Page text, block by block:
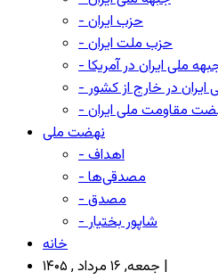
- حزب ایران
- حزب ملت ایران
ملی ایران در آمریکا
ایران در خارج از کشور
مقاومت ملی ایران
نهضت ملی
- اهداف
- مصدقی‌ها
- مصدق
- شاپور بختیار
خانه
جمعه, ۱۶ مرداد , ۱۴۰۵ |